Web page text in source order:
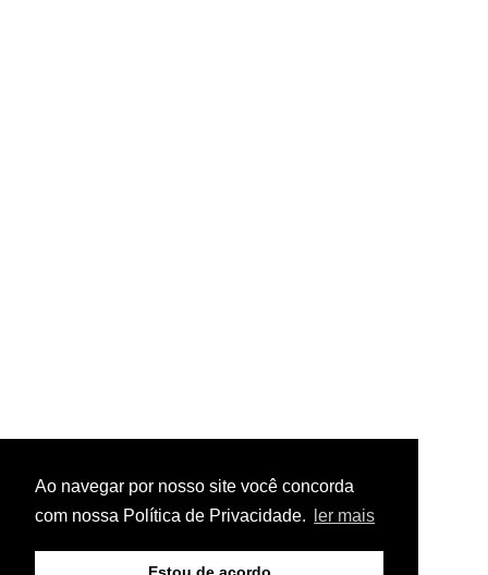
Ao navegar por nosso site você concorda
com nossa Política de Privacidade.
ler mais